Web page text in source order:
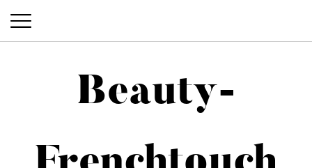
Beauty-Frenchtouch
Beauty-